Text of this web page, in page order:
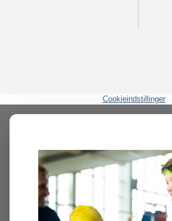
Cookieindstillinger